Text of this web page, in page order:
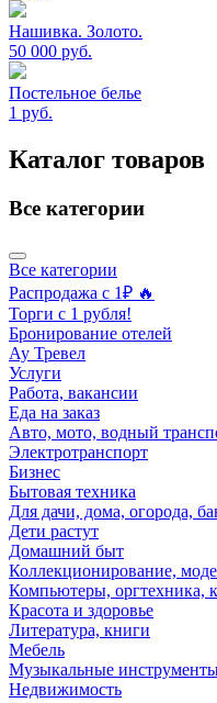
Нашивка. Золото.
50 000 руб.
Постельное белье
1 руб.
Каталог товаров
Все категории
Все категории
Распродажа с 1₽ 🔥
Торги с 1 рубля!
Бронирование отелей
Ау Тревел
Услуги
Работа, вакансии
Еда на заказ
Авто, мото, водный
Электротранспорт
Бизнес
Бытовая техника
Для дачи, дома, огорода,
Дети растут
Домашний быт
Коллекционирование,
Компьютеры, оргтехника,
Красота и здоровье
Литература, книги
Мебель
Музыкальные
Недвижимость